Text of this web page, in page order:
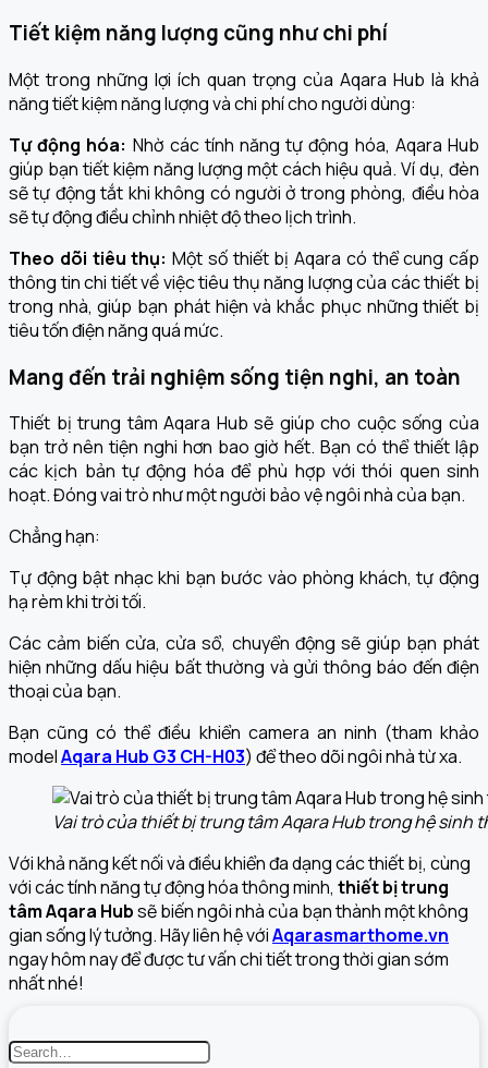
Tiết kiệm năng lượng cũng như chi phí
Một trong những lợi ích quan trọng của Aqara Hub là khả
năng tiết kiệm năng lượng và chi phí cho người dùng:
Tự động hóa: Nhờ các tính năng tự động hóa, Aqara Hub
giúp bạn tiết kiệm năng lượng một cách hiệu quả. Ví dụ, đèn
sẽ tự động tắt khi không có người ở trong phòng, điều hòa
sẽ tự động điều chỉnh nhiệt độ theo lịch trình.
Theo dõi tiêu thụ: Một số thiết bị Aqara có thể cung cấp
thông tin chi tiết về việc tiêu thụ năng lượng của các thiết bị
trong nhà, giúp bạn phát hiện và khắc phục những thiết bị
tiêu tốn điện năng quá mức.
Mang đến trải nghiệm sống tiện nghi, an toàn
Thiết bị trung tâm Aqara Hub sẽ giúp cho cuộc sống của
bạn trở nên tiện nghi hơn bao giờ hết. Bạn có thể thiết lập
các kịch bản tự động hóa để phù hợp với thói quen sinh
hoạt. Đóng vai trò như một người bảo vệ ngôi nhà của bạn.
Chẳng hạn:
Tự động bật nhạc khi bạn bước vào phòng khách, tự động
hạ rèm khi trời tối.
Các cảm biến cửa, cửa sổ, chuyển động sẽ giúp bạn phát
hiện những dấu hiệu bất thường và gửi thông báo đến điện
thoại của bạn.
Bạn cũng có thể điều khiển camera an ninh (tham khảo
modelAqara Hub G3 CH-H03) để theo dõi ngôi nhà từ xa.
Vai trò của thiết bị trung tâm Aqara Hub trong hệ sinh
Với khả năng kết nối và điều khiển đa dạng các thiết bị, cùng
với các tính năng tự động hóa thông minh, thiết bị trung
tâm Aqara Hubsẽ biến ngôi nhà của bạn thành một không
gian sống lý tưởng. Hãy liên hệ vớiAqarasmarthome.vn
ngay hôm nay để được tư vấn chi tiết trong thời gian sớm
nhất nhé!